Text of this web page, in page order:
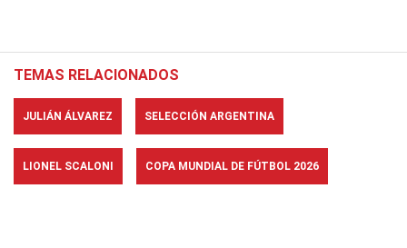
TEMAS RELACIONADOS
JULIÁN ÁLVAREZ SELECCIÓN ARGENTINA
LIONEL SCALONI COPA MUNDIAL DE FÚTBOL 2026